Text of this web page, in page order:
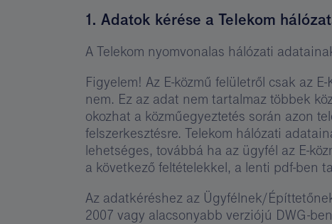
1. Adatok kérése a Telekom
A Telekom nyomvonalas hálózati
Figyelem! Az E-közmű felületről csak az
nem. Ez az adat nem tartalmaz többek
okozhat a közműegyeztetés során azon
felszerkesztésre. Telekom hálózati
lehetséges, továbbá ha az ügyfél az E-
a következő feltételekkel, a lenti pdf-ben
Az adatkéréshez az Ügyfélnek/
2007 vagy alacsonyabb verziójú DWG-